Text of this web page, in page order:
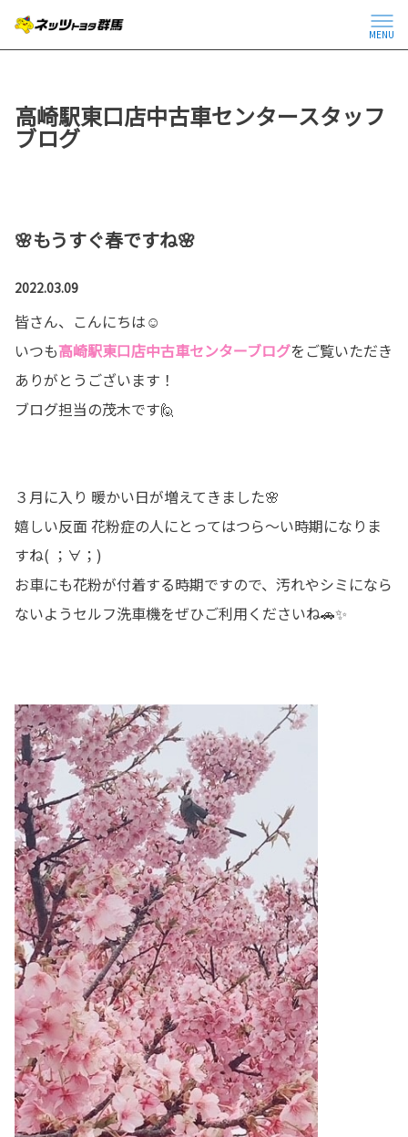
MENU
高崎駅東口店中古車センタースタッフ
ブログ
🌸もうすぐ春ですね🌸
2022.03.09
皆さん、こんにちは☺
いつも高崎駅東口店中古車センターブログをご覧いただき
ありがとうございます！
ブログ担当の茂木です🙋
３月に入り 暖かい日が増えてきました🌸
嬉しい反面 花粉症の人にとってはつら～い時期になりま
すね( ；∀；)
お車にも花粉が付着する時期ですので、汚れやシミになら
ないようセルフ洗車機をぜひご利用くださいね🚗✨